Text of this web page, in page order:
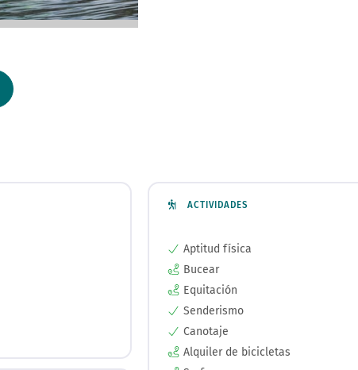
ACTIVIDADES
Aptitud física
Bucear
Equitación
Senderismo
Canotaje
Alquiler de bicicletas